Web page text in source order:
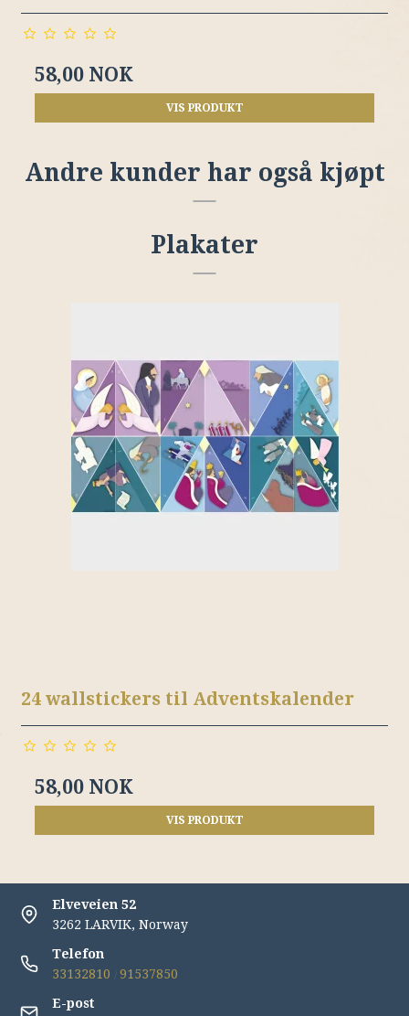
58,00 NOK
VIS PRODUKT
Andre kunder har også kjøpt
Plakater
24 wallstickers til Adventskalender
58,00 NOK
VIS PRODUKT
Elveveien 52
3262 LARVIK, Norway
Telefon
33132810
/91537850
E-post